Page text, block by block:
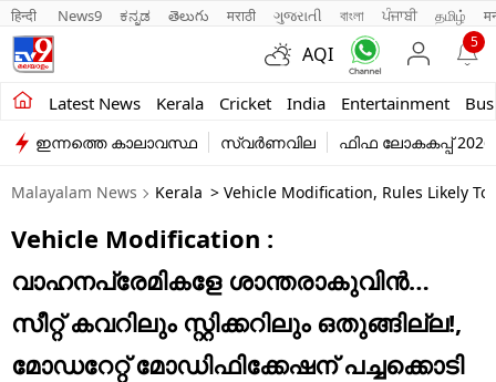
हिन्दी News9 ಕನ್ನಡ తెలుగు मराठी ગુજરાતી বাংলা ਪੰਜਾਬੀ தமிழ்
AQI
5
Latest News Kerala Cricket India Entertainment
Kerala
India
Entertainment
Business
Education
Sports
ഇന്നത്തെ കാലാവസ്ഥ സ്വർണവില ഫിഫ ലോകകപ്പ് 2026
Malayalam News Kerala > Vehicle Modification, Rules Likely
Vehicle Modification :
വാഹനപ്രേമികളേ ശാന്തരാകുവിന്‍…
സീറ്റ് കവറിലും സ്റ്റിക്കറിലും ഒതുങ്ങില്ല!,
മോഡറേറ്റ് മോഡിഫിക്കേഷന് പച്ചക്കൊടി